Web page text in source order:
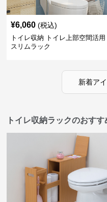
¥6,060 (税込)
トイレ収納 トイレ上部空間活用
スリムラック
新着ア
トイレ収納ラックのおす